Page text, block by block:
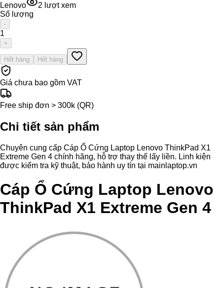
Lenovo 2 lượt xem
Số lượng
-
1
+
Hết hàng Hết hàng
Giá chưa bao gồm VAT
Free ship đơn > 300k (QR)
Chi tiết sản phẩm
Chuyên cung cấp Cáp Ổ Cứng Laptop Lenovo ThinkPad X1
Extreme Gen 4 chính hãng, hỗ trợ thay thế lấy liền. Linh kiện
được kiểm tra kỹ thuật, bảo hành uy tín tại mainlaptop.vn
Cáp Ổ Cứng Laptop Lenovo
ThinkPad X1 Extreme Gen 4